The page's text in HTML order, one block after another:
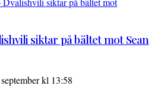
siktar på bältet mot Sean
kl 13:58